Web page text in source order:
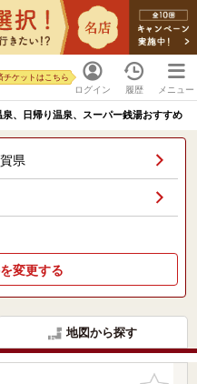
ログイン
チケットはこちら
履歴 メニュー
、日帰り温泉、スーパー銭湯おすすめ
県
変更する
地図から探す
お気に入